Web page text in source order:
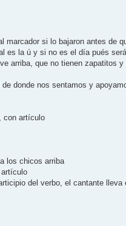
si lo bajaron antes de
es la ú y si no es el día pués
arriba, que no tienen zapatitos
donde nos sentamos y
con artículo
los chicos arriba
del verbo, el cantante lleva